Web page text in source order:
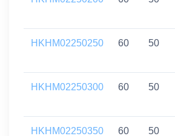
HKHM02250250 60 50
HKHM02250300 60 50
HKHM02250350 60 50